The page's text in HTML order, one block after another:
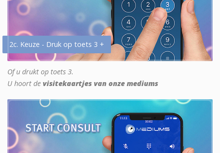
2c. Keuze - Druk op toets 3 +
Of u drukt op toets 3.
U hoort de visitekaartjes van onze mediums